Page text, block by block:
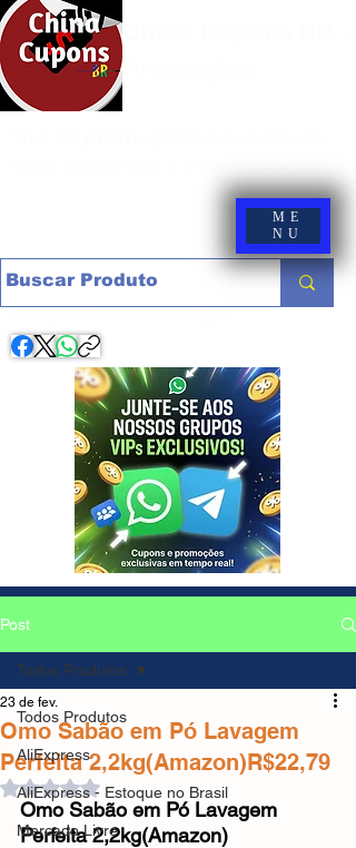
ME
NU
Post
Todos Produtos
AliExpress
AliExpress - Estoque no Brasil
Mercado Livre
Todos Produtos
Omo Sabão em Pó Lavagem
Perfeita 2,2kg(Amazon)R$22,79
23 de fev.
Avaliado com NaN de 5 estrelas.
Omo Sabão em Pó Lavagem
Perfeita 2,2kg(Amazon)